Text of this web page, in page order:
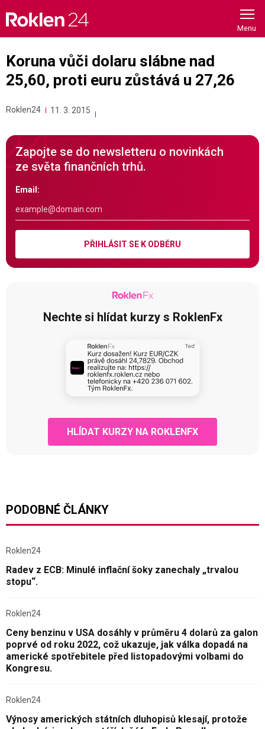
content
Koruna vůči dolaru slábne nad
25,60, proti euru zůstává u 27,26
Roklen24 11. 3. 2015
Zapojte se do newsletteru o novinkách
ze světa finančních trhů.
Email:
PŘIHLÁSIT SE K ODBĚRU
Nechte si hlídat kurzy s RoklenFx
HLÍDAT KURZY NA ROKLENFX
PODOBNÉ ČLÁNKY
Roklen24
Radev z ECB: Minulé inflační šoky zanechaly „trvalou
stopu“.
Roklen24
Ceny benzinu v USA dosáhly v průměru 4 dolarů za galon
poprvé od roku 2022, což ukazuje, jak válka dopadá na
americké spotřebitele před listopadovými volbami do
Kongresu.
Roklen24
Výnosy amerických státních dluhopisů klesají, protože